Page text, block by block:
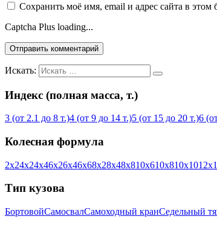
Сохранить моё имя, email и адрес сайта в
Captcha Plus loading...
Искать:
Индекс (полная масса, т.)
3 (от 2.1 до 8 т.)4 (от 9 до 14 т.)5 (от 15 до 20 т.)6
Колесная формула
2х24х24х46х26х46х68х28х48х810х610х810х10
Тип кузова
БортовойСамосвалСамоходный кранСедельный